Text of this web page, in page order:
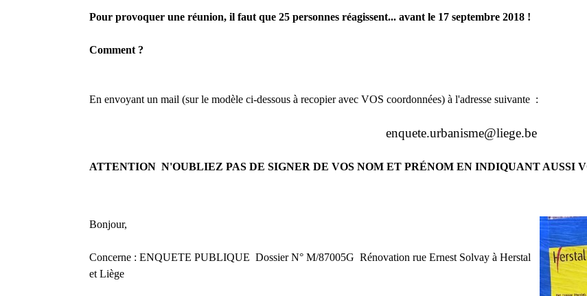
Pour provoquer une réunion, il faut que 25 personnes réagissent... avant le 17 septembre 2018 !
Comment ?
En envoyant un mail (sur le modèle ci-dessous à recopier avec VOS coordonnées) à l'adresse suivante :
enquete.urbanisme@liege.be
ATTENTION N'OUBLIEZ PAS DE SIGNER DE VOS NOM ET PRÉNOM EN INDIQUANT AUSSI
Bonjour,
Concerne : ENQUETE PUBLIQUE Dossier N° M/87005G Rénovation rue Ernest Solvay à Herstal
et Liège